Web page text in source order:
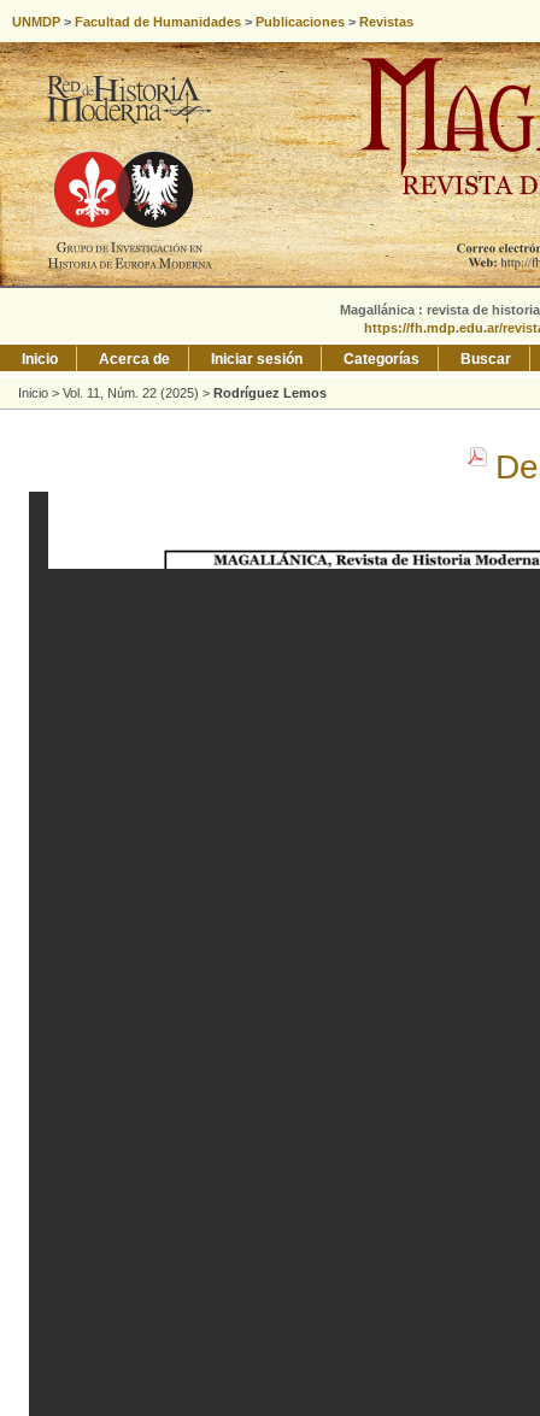
UNMDP > Facultad de Humanidades > Publicaciones > Revistas
Magallánica : revista de
https://fh.mdp.edu.ar/
Inicio Acerca de Iniciar sesión Categorías Buscar
Inicio > Vol. 11, Núm. 22 (2025) > Rodríguez Lemos